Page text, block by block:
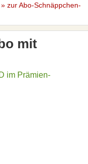
» zur Abo-Schnäppchen-
mit
im Prämien-